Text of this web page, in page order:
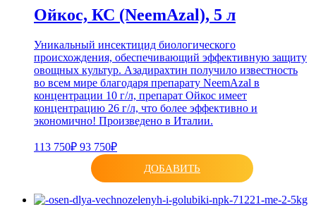
Ойкос, КС (NeemAzal), 5 л
Уникальный инсектицид биологического
происхождения, обеспечивающий эффективную защиту
овощных культур. Азадирахтин получило известность
во всем мире благодаря препарату NeemAzal в
концентрации 10 г/л, препарат Ойкос имеет
концентрацию 26 г/л, что более эффективно и
экономично! Произведено в Италии.
113 750₽ 93 750₽
ДОБАВИТЬ